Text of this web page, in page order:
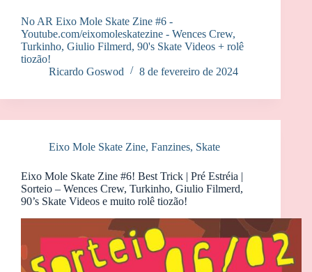
No AR Eixo Mole Skate Zine #6 -
Youtube.com/eixomoleskatezine - Wences Crew,
Turkinho, Giulio Filmerd, 90's Skate Videos + rolê
tiozão!
Ricardo Goswod
8 de fevereiro de 2024
Eixo Mole Skate Zine, Fanzines, Skate
Eixo Mole Skate Zine #6! Best Trick | Pré Estréia |
Sorteio – Wences Crew, Turkinho, Giulio Filmerd,
90’s Skate Videos e muito rolê tiozão!